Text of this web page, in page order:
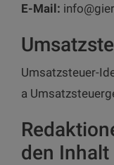
E-Mail:
Umsatzsteuer-
a
den Inhalt